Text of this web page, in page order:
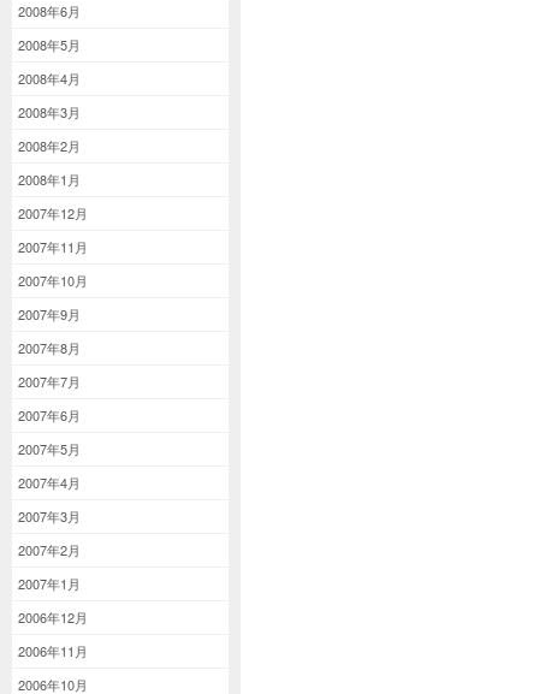
2008年6月
2008年5月
2008年4月
2008年3月
2008年2月
2008年1月
2007年12月
2007年11月
2007年10月
2007年9月
2007年8月
2007年7月
2007年6月
2007年5月
2007年4月
2007年3月
2007年2月
2007年1月
2006年12月
2006年11月
2006年10月